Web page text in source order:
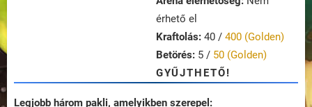
érhető el
Kraftolás: 40 / 400 (Golden)
Betörés: 5 / 50 (Golden)
GYŰJTHETŐ!
Legjobb három pakli, amelyikben szerepel: